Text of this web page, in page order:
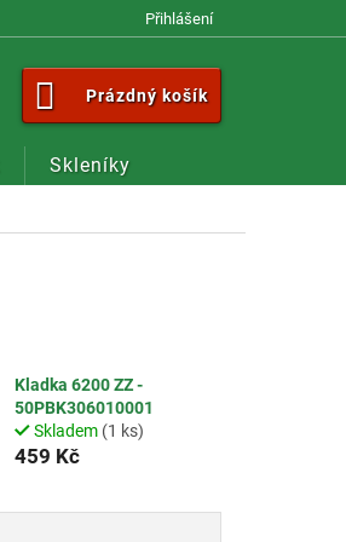
Přihlášení
NÁKUPNÍ
KOŠÍK
Prázdný košík
Skleníky
Kladka 6200 ZZ -
50PBK306010001
Skladem (1 ks)
459 Kč